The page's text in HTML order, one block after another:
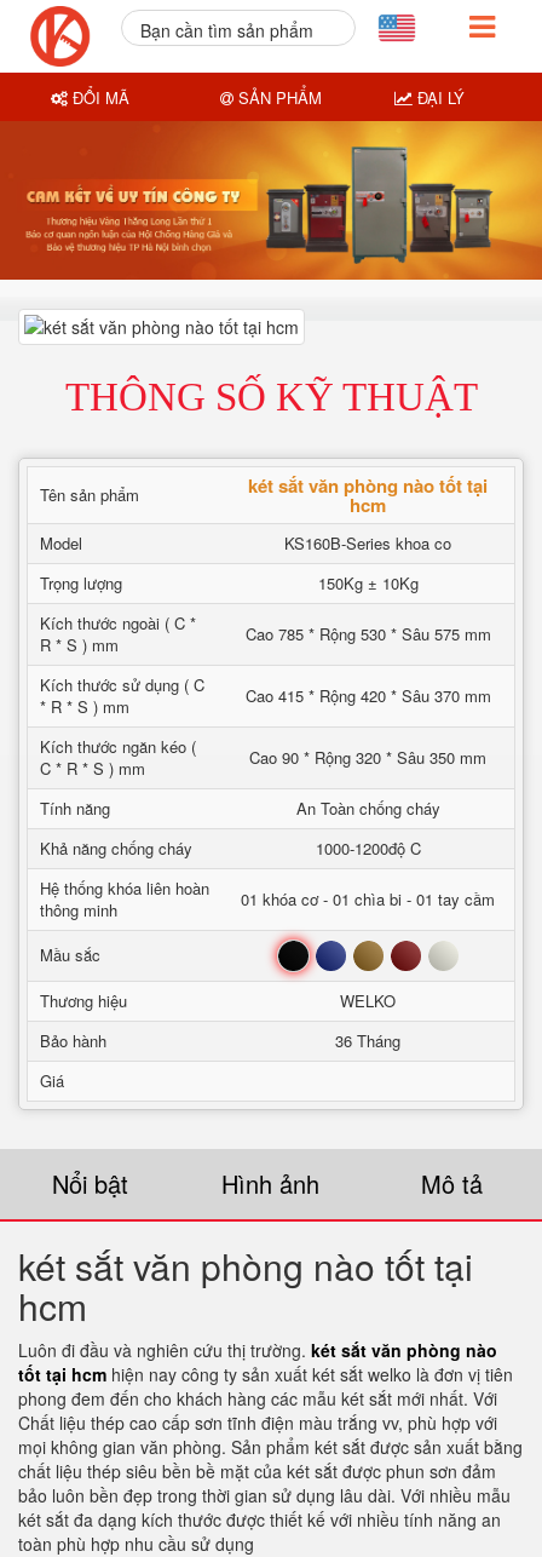
THÔNG SỐ KỸ THUẬT
Tên sản phẩm két sắt văn phòng nào tốt tại
hcm
Model
KS160B-Series khoa co
Trọng lượng
150Kg ± 10Kg
Kích thước ngoài ( C *
R * S ) mm
Cao 785 * Rộng 530 * Sâu 575 mm
Kích thước sử dụng ( C
* R * S ) mm
Cao 415 * Rộng 420 * Sâu 370 mm
Kích thước ngăn kéo (
C * R * S ) mm
Cao 90 * Rộng 320 * Sâu 350 mm
Tính năng
An Toàn chống cháy
Khả năng chống cháy
1000-1200độ C
Hệ thống khóa liên hoàn
thông minh
01 khóa cơ - 01 chìa bi - 01 tay cầm
Mầu sắc Đen Xanh Nâu Đỏ Trắng
Thương hiệu
WELKO
Bảo hành
36 Tháng
Giá
Nổi bật Hình ảnh Mô tả
két sắt văn phòng nào tốt tại
hcm
Luôn đi đầu và nghiên cứu thị trường. két sắt văn phòng nào
tốt tại hcm hiện nay công ty sản xuất két sắt welko là đơn vị tiên
phong đem đến cho khách hàng các mẫu két sắt mới nhất. Với
Chất liệu thép cao cấp sơn tĩnh điện màu trắng vv, phù hợp với
mọi không gian văn phòng. Sản phẩm két sắt được sản xuất bằng
chất liệu thép siêu bền bề mặt của két sắt được phun sơn đảm
bảo luôn bền đẹp trong thời gian sử dụng lâu dài. Với nhiều mẫu
két sắt đa dạng kích thước được thiết kế với nhiều tính năng an
toàn phù hợp nhu cầu sử dụng
Bạn cần tìm sản phẩm
ĐỔI MÃ SẢN PHẨM ĐẠI LÝ